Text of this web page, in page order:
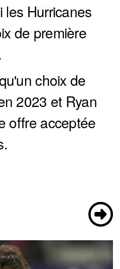
les Hurricanes
de première
choix de
2023 et Ryan
offre acceptée